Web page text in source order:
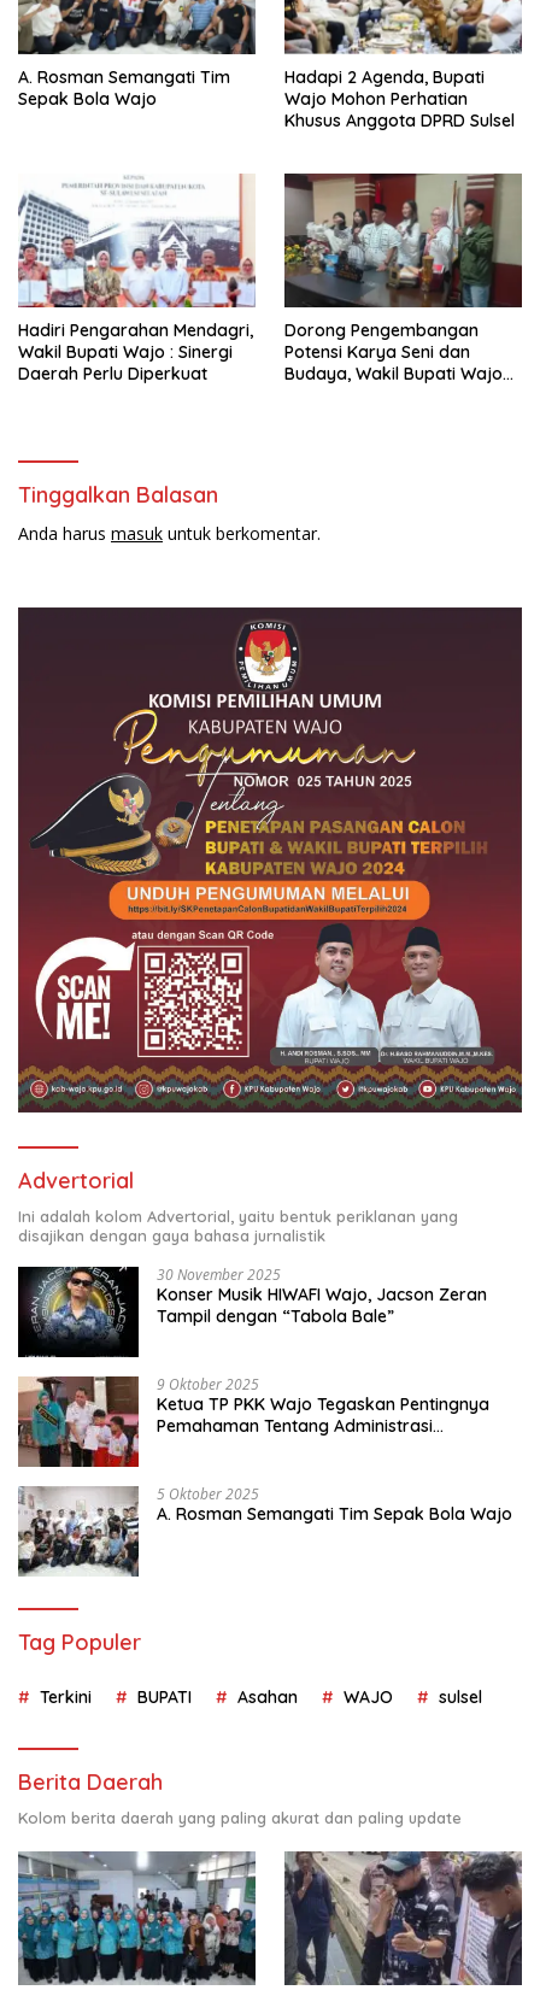
A. Rosman Semangati Tim
Sepak Bola Wajo
Hadapi 2 Agenda, Bupati
Wajo Mohon Perhatian
Khusus Anggota DPRD Sulsel
Hadiri Pengarahan Mendagri,
Wakil Bupati Wajo : Sinergi
Daerah Perlu Diperkuat
Dorong Pengembangan
Potensi Karya Seni dan
Budaya, Wakil Bupati Wajo
Tinggalkan Balasan
Anda harus masuk untuk berkomentar.
Advertorial
Ini adalah kolom Advertorial, yaitu bentuk periklanan yang
disajikan dengan gaya bahasa jurnalistik
30 November 2025
Konser Musik HIWAFI Wajo, Jacson Zeran
Tampil dengan “Tabola Bale”
9 Oktober 2025
Ketua TP PKK Wajo Tegaskan Pentingnya
Pemahaman Tentang Administrasi
5 Oktober 2025
A. Rosman Semangati Tim Sepak Bola Wajo
Tag Populer
Terkini BUPATI Asahan WAJO sulsel
Berita Daerah
Kolom berita daerah yang paling akurat dan paling update